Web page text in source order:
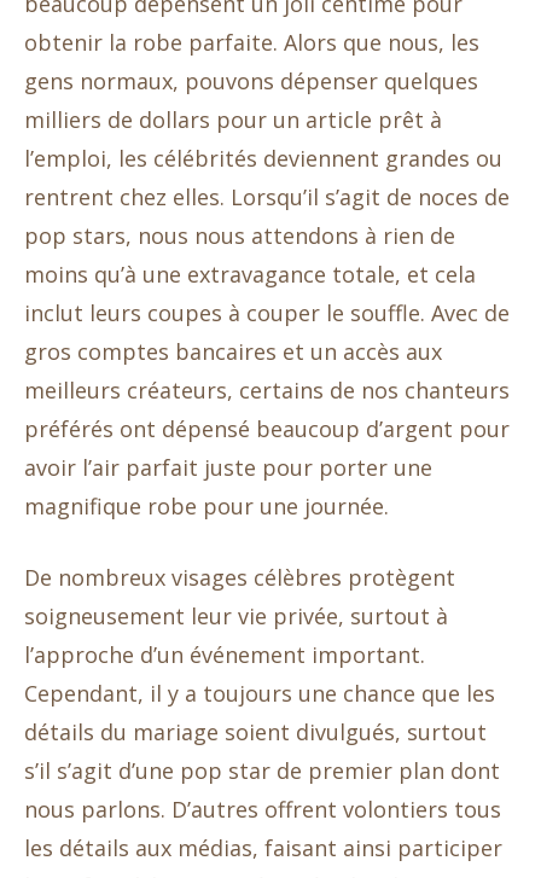
obtenir la robe parfaite. Alors que nous, les
gens normaux, pouvons dépenser quelques
milliers de dollars pour un article prêt à
l’emploi, les célébrités deviennent grandes ou
rentrent chez elles. Lorsqu’il s’agit de noces de
pop stars, nous nous attendons à rien de
moins qu’à une extravagance totale, et cela
inclut leurs coupes à couper le souffle. Avec de
gros comptes bancaires et un accès aux
meilleurs créateurs, certains de nos chanteurs
préférés ont dépensé beaucoup d’argent pour
avoir l’air parfait juste pour porter une
magnifique robe pour une journée.
De nombreux visages célèbres protègent
soigneusement leur vie privée, surtout à
l’approche d’un événement important.
Cependant, il y a toujours une chance que les
détails du mariage soient divulgués, surtout
s’il s’agit d’une pop star de premier plan dont
nous parlons. D’autres offrent volontiers tous
les détails aux médias, faisant ainsi participer